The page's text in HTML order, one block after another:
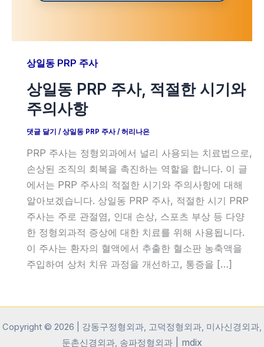
상일동 PRP 주사
상일동 PRP 주사, 적절한 시기와
주의사항
댓글 달기 / 상일동 PRP 주사/ 허리나은
PRP 주사는 정형외과에서 널리 사용되는 치료법으로,
손상된 조직의 회복을 촉진하는 역할을 합니다. 이 글
에서는 PRP 주사의 적절한 시기와 주의사항에 대해
알아보겠습니다. 상일동 PRP 주사, 적절한 시기 PRP
주사는 주로 관절염, 인대 손상, 스포츠 부상 등 다양
한 정형외과적 증상에 대한 치료를 위해 사용됩니다.
이 주사는 환자의 혈액에서 추출한 혈소판 농축액을
주입하여 상처 치유 과정을 개선하고, 통증을 […]
Copyright © 2026 | 강동구정형외과, 고덕정형외과, 미사신경외과,
둔촌신경외과, 송파정형외과
mdix